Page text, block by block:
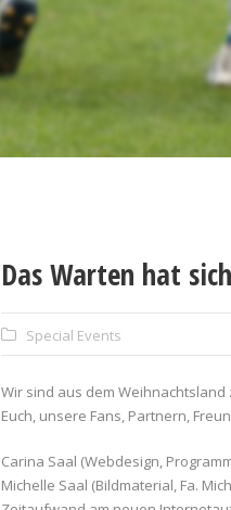
Das Warten hat
Special Events
Wir sind aus dem
Euch, unsere Fans, Partnern,
Carina Saal (Webdesign,
Michelle Saal (Bildmaterial, Fa.